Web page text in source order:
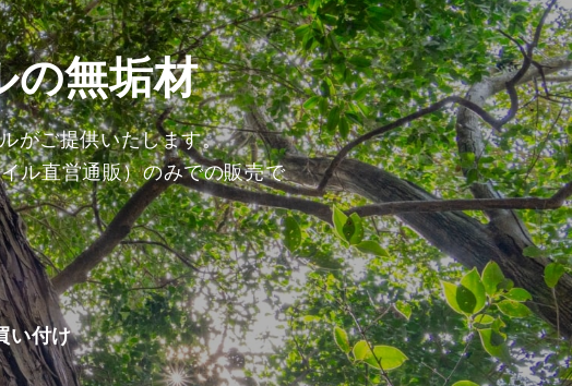
）
の無垢材
がご提供いたします。
ル直営通販）のみでの販売で
い付け